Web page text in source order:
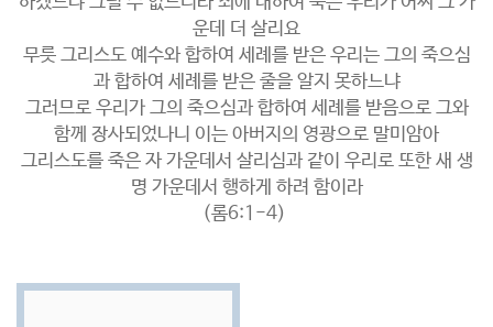
운데 더 살리요
무릇 그리스도 예수와 합하여 세례를 받은 우리는 그의 죽으심
과 합하여 세례를 받은 줄을 알지 못하느냐
그러므로 우리가 그의 죽으심과 합하여 세례를 받음으로 그와
함께 장사되었나니 이는 아버지의 영광으로 말미암아
그리스도를 죽은 자 가운데서 살리심과 같이 우리로 또한 새 생
명 가운데서 행하게 하려 함이라
(롬6:1-4)